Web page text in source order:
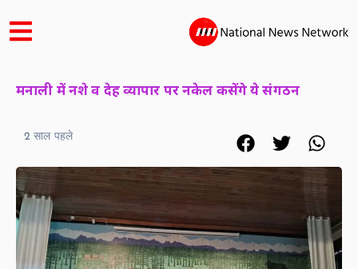
मनाली में नशे व देह व्यापार पर नकेल कसेंगे ये संगठन
2 साल पहले